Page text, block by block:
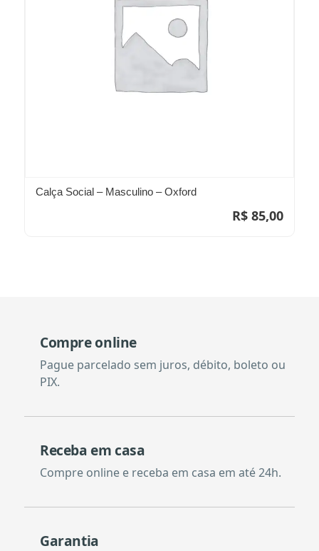
Calça Social – Masculino – Oxford
R$ 85,00
Compre online
Pague parcelado sem juros, débito, boleto ou
PIX.
Receba em casa
Compre online e receba em casa em até 24h.
Garantia